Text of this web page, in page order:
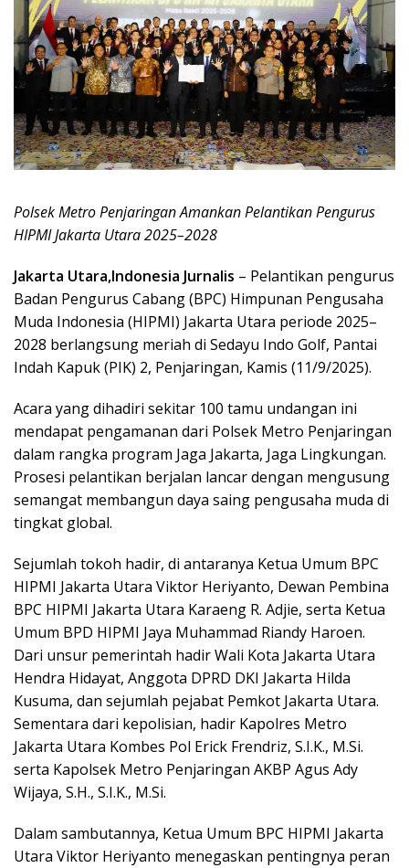
Polsek Metro Penjaringan Amankan Pelantikan Pengurus
HIPMI Jakarta Utara 2025–2028
Jakarta Utara,Indonesia Jurnalis – Pelantikan pengurus
Badan Pengurus Cabang (BPC) Himpunan Pengusaha
Muda Indonesia (HIPMI) Jakarta Utara periode 2025–
2028 berlangsung meriah di Sedayu Indo Golf, Pantai
Indah Kapuk (PIK) 2, Penjaringan, Kamis (11/9/2025).
Acara yang dihadiri sekitar 100 tamu undangan ini
mendapat pengamanan dari Polsek Metro Penjaringan
dalam rangka program Jaga Jakarta, Jaga Lingkungan.
Prosesi pelantikan berjalan lancar dengan mengusung
semangat membangun daya saing pengusaha muda di
tingkat global.
Sejumlah tokoh hadir, di antaranya Ketua Umum BPC
HIPMI Jakarta Utara Viktor Heriyanto, Dewan Pembina
BPC HIPMI Jakarta Utara Karaeng R. Adjie, serta Ketua
Umum BPD HIPMI Jaya Muhammad Riandy Haroen.
Dari unsur pemerintah hadir Wali Kota Jakarta Utara
Hendra Hidayat, Anggota DPRD DKI Jakarta Hilda
Kusuma, dan sejumlah pejabat Pemkot Jakarta Utara.
Sementara dari kepolisian, hadir Kapolres Metro
Jakarta Utara Kombes Pol Erick Frendriz, S.I.K., M.Si.
serta Kapolsek Metro Penjaringan AKBP Agus Ady
Wijaya, S.H., S.I.K., M.Si.
Dalam sambutannya, Ketua Umum BPC HIPMI Jakarta
Utara Viktor Heriyanto menegaskan pentingnya peran